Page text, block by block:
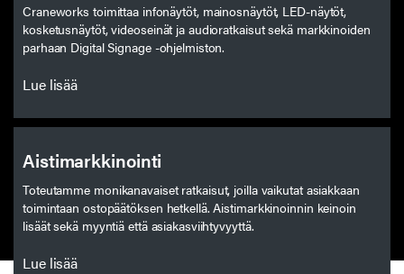
Craneworks toimittaa infonäytöt, mainosnäytöt, LED-näytöt,
kosketusnäytöt, videoseinät ja audioratkaisut sekä markkinoiden
parhaan Digital Signage -ohjelmiston.
Lue lisää
Aistimarkkinointi
Toteutamme monikanavaiset ratkaisut, joilla vaikutat asiakkaan
toimintaan ostopäätöksen hetkellä. Aistimarkkinoinnin keinoin
lisäät sekä myyntiä että asiakasviihtyvyyttä.
Lue lisää